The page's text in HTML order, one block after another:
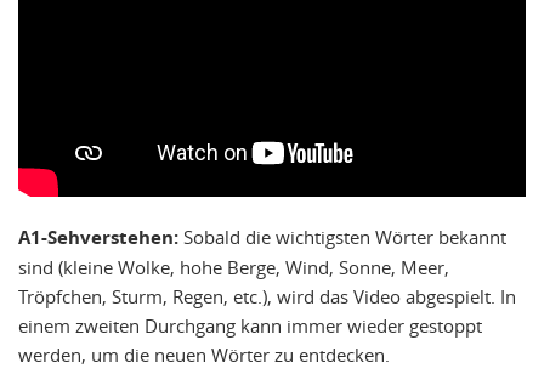
A1-Sehverstehen: Sobald die wichtigsten Wörter bekannt
sind (kleine Wolke, hohe Berge, Wind, Sonne, Meer,
Tröpfchen, Sturm, Regen, etc.), wird das Video abgespielt. In
einem zweiten Durchgang kann immer wieder gestoppt
werden, um die neuen Wörter zu entdecken.